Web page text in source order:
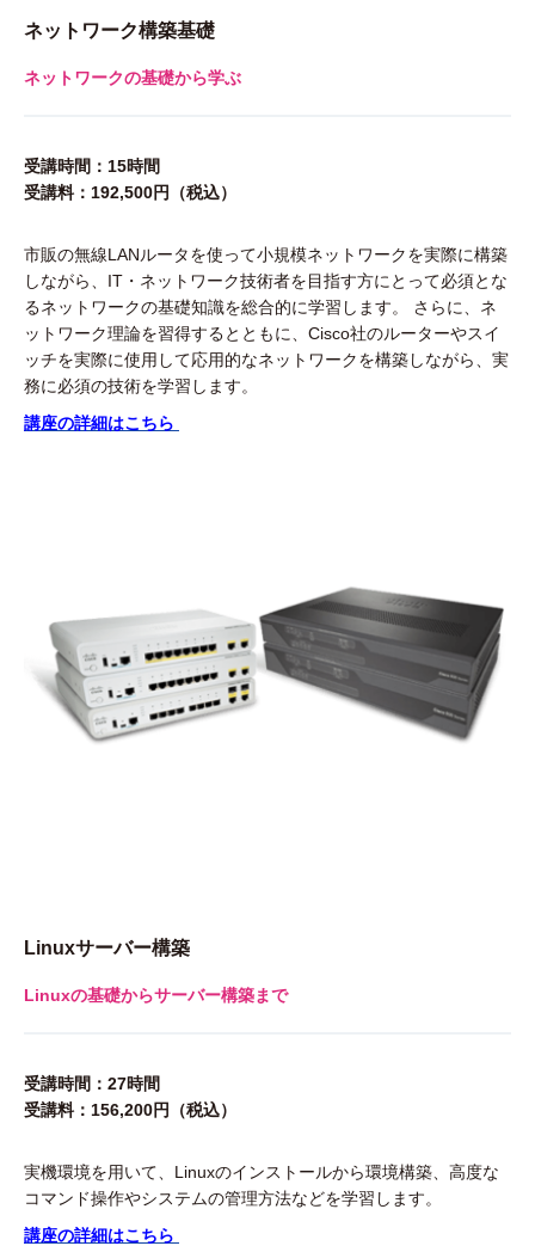
ネットワーク構築基礎
ネットワークの基礎から学ぶ
受講時間：15時間
受講料：192,500円（税込）
市販の無線LANルータを使って小規模ネットワークを実際に構築
しながら、IT・ネットワーク技術者を目指す方にとって必須とな
るネットワークの基礎知識を総合的に学習します。 さらに、ネ
ットワーク理論を習得するとともに、Cisco社のルーターやスイ
ッチを実際に使用して応用的なネットワークを構築しながら、実
務に必須の技術を学習します。
講座の詳細はこちら
Linuxサーバー構築
Linuxの基礎からサーバー構築まで
受講時間：27時間
受講料：156,200円（税込）
実機環境を用いて、Linuxのインストールから環境構築、高度な
コマンド操作やシステムの管理方法などを学習します。
講座の詳細はこちら